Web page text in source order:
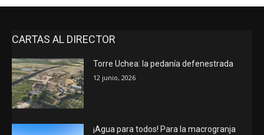
CARTAS AL DIRECTOR
Torre Uchea: la pedanía defenestrada
12 junio, 2026
¡Agua para todos! Para la macrogranja